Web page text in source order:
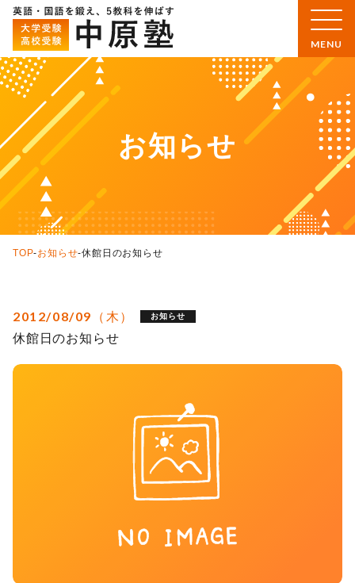
お知らせ
TOP-お知らせ-休館日のお知らせ
2012/08/09（木） お知らせ
休館日のお知らせ